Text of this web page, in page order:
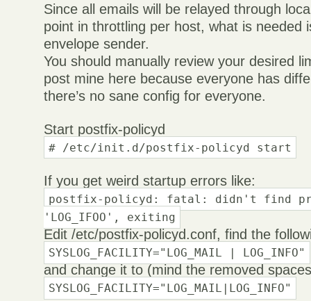
Since all emails will be relayed through
point in throttling per host, what is needed
envelope sender.
You should manually review your desired
post mine here because everyone has
there’s no sane config for everyone.
Start postfix-policyd
# /etc/init.d/postfix-policyd start
If you get weird startup errors like:
postfix-policyd: fatal: didn't find
'LOG_IFOO', exiting
Edit /etc/postfix-policyd.conf, find the
SYSLOG_FACILITY="LOG_MAIL | LOG_INFO"
and change it to (mind the removed
SYSLOG_FACILITY="LOG_MAIL|LOG_INFO"